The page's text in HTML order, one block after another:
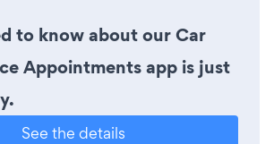
to know about our Car
Appointments app is just
See the details